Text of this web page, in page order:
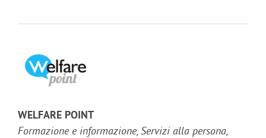
WELFARE POINT
Formazione e informazione, Servizi alla persona,